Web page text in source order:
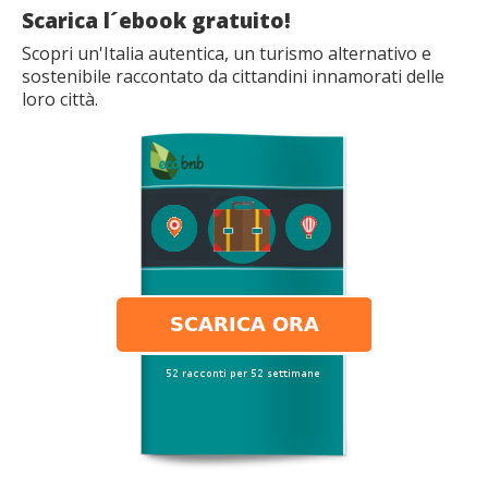
Scarica l´ebook gratuito!
Scopri un'Italia autentica, un turismo alternativo e
sostenibile raccontato da cittandini innamorati delle
loro città.